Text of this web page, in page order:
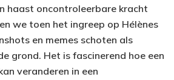
haast oncontroleerbare kracht
we toen het ingreep op Hélènes
en memes schoten als
grond. Het is fascinerend hoe een
veranderen in een